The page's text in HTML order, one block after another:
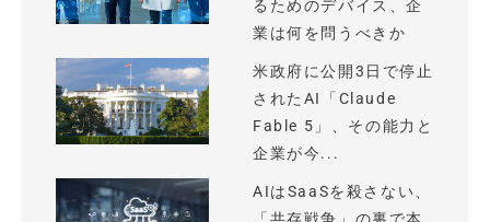
るためのデバイス、企
業は何を問うべきか
米政府に公開3日で停止
されたAI「Claude
Fable 5」、その能力と
企業が今...
AIはSaaSを殺さない、